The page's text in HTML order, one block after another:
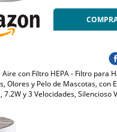
con Filtro HEPA - Filtro para
Olores y Pelo de Mascotas, con
y 3 Velocidades, Silencioso